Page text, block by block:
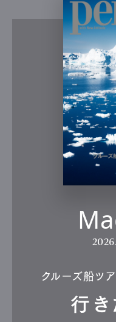
クルーズ船ツ
行